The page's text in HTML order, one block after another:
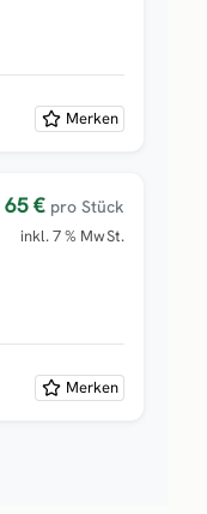
Merken
65 € pro Stück
inkl. 7 % MwSt.
Merken